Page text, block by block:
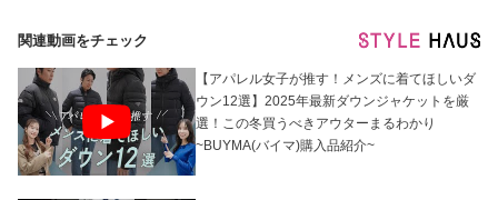
関連動画をチェック
【アパレル女子が推す！メンズに着てほしいダ
ウン12選】2025年最新ダウンジャケットを厳
選！この冬買うべきアウターまるわかり
~BUYMA(バイマ)購入品紹介~